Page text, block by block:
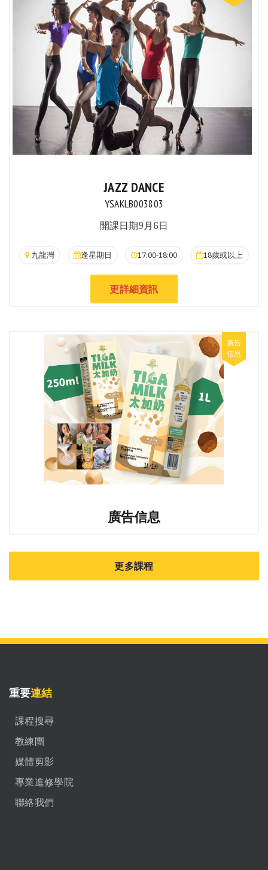
JAZZ DANCE
YSAKLB003803
開課日期9月6日
九龍灣 逢星期日 17:00-18:00 18歲或以上
更詳細資訊
廣告信息
更多課程
重要連結
課程搜尋
教練團
媒體剪影
專業進修學院
聯絡我們